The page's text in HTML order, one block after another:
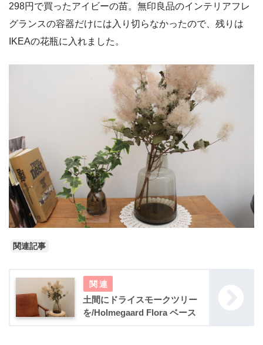
298円で買ったアイビーの苗。無印良品のインテリアフレ
グランスの容器だけには入り切らなかったので、残りは
IKEAの花瓶に入れました。
関連記事
土間にドライスモークツリー
を/Holmegaard Flora ベース